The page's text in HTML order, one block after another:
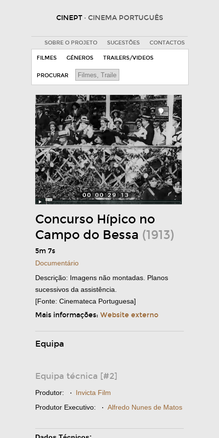
CINEPT · CINEMA PORTUGUÊS
SOBRE O PROJETO SUGESTÕES CONTACTOS
FILMES GÉNEROS TRAILERS/VIDEOS
PROCURAR
Concurso Hípico no
Campo do Bessa (1913)
5m 7s
Documentário
Descrição: Imagens não montadas. Planos
sucessivos da assistência.
[Fonte: Cinemateca Portuguesa]
Mais informações: Website externo
Equipa
Equipa técnica [#2]
Produtor: · Invicta Film
Produtor Executivo: · Alfredo Nunes de Matos